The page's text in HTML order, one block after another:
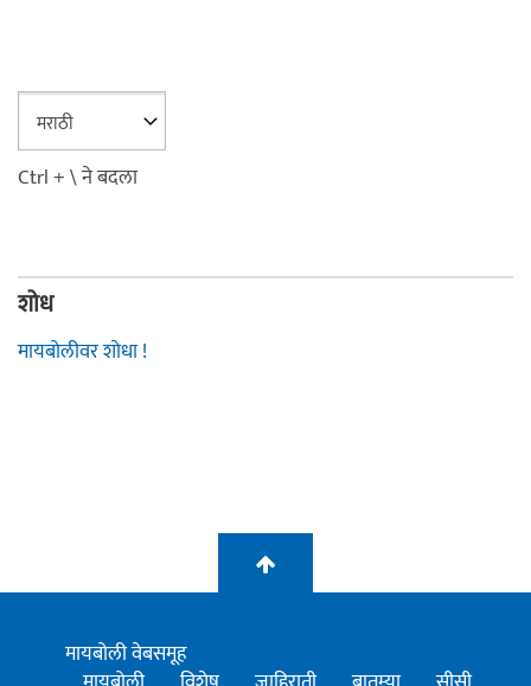
Ctrl + \ ने बदला
शोध
मायबोलीवर शोधा !
मायबोली वेबसमूह